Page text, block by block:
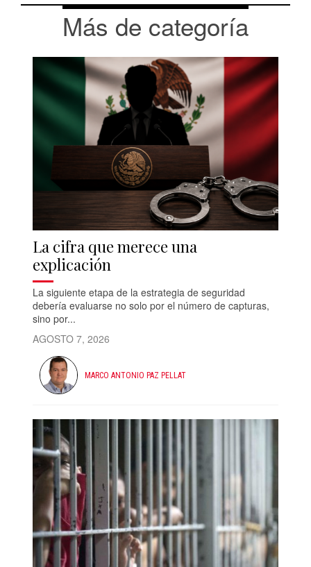
Más de categoría
La cifra que merece una
explicación
La siguiente etapa de la estrategia de seguridad
debería evaluarse no solo por el número de capturas,
sino por...
AGOSTO 7, 2026
MARCO ANTONIO PAZ PELLAT